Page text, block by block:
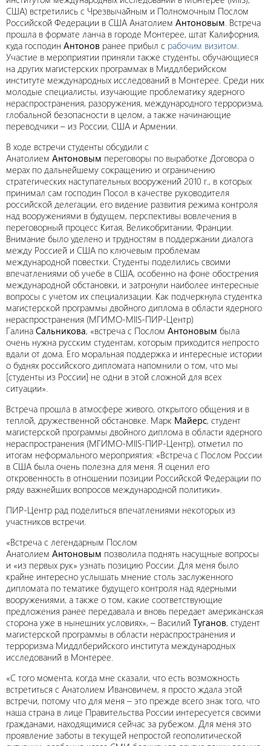
США) встретились с Чрезвычайным и Полномочным Послом
Российской Федерации в США Анатолием Антоновым. Встреча
прошла в формате ланча в городе Монтерее, штат Калифорния,
куда господин Антонов ранее прибыл с рабочим визитом.
Участие в мероприятии приняли также студенты, обучающиеся
на других магистерских программах в Миддлберийском
институте международных исследований в Монтерее. Среди них
молодые специалисты, изучающие проблематику ядерного
нераспространения, разоружения, международного терроризма,
глобальной безопасности в целом, а также начинающие
переводчики – из России, США и Армении.
В ходе встречи студенты обсудили с
Анатолием Антоновым переговоры по выработке Договора о
мерах по дальнейшему сокращению и ограничению
стратегических наступательных вооружений 2010 г., в которых
принимал сам господин Посол в качестве руководителя
российской делегации, его видение развития режима контроля
над вооружениями в будущем, перспективы вовлечения в
переговорный процесс Китая, Великобритании, Франции.
Внимание было уделено и трудностям в поддержании диалога
между Россией и США по ключевым проблемам
международной повестки. Студенты поделились своими
впечатлениями об учебе в США, особенно на фоне обострения
международной обстановки, и затронули наиболее интересные
вопросы с учетом их специализации. Как подчеркнула студентка
магистерской программы двойного диплома в области ядерного
нераспространения (МГИМО-MIIS-ПИР-Центр)
Галина Сальникова, «встреча с Послом Антоновым была
очень нужна русским студентам, которым приходится непросто
вдали от дома. Его моральная поддержка и интересные истории
о буднях российского дипломата напомнили о том, что мы
[студенты из России] не одни в этой сложной для всех
ситуации».
Встреча прошла в атмосфере живого, открытого общения и в
теплой, дружественной обстановке. Марк Майерс, студент
магистерской программы двойного диплома в области ядерного
нераспространения (МГИМО-MIIS-ПИР-Центр), отметил по
итогам неформального мероприятия: «Встреча с Послом России
в США была очень полезна для меня. Я оценил его
откровенность в отношении позиции Российской Федерации по
ряду важнейших вопросов международной политики».
ПИР-Центр рад поделиться впечатлениями некоторых из
участников встречи.
«Встреча с легендарным Послом
Анатолием Антоновым позволила поднять насущные вопросы
и «из первых рук» узнать позицию России. Для меня было
крайне интересно услышать мнение столь заслуженного
дипломата по тематике будущего контроля над ядерными
вооружениями, а также о том, какие соответствующие
предложения ранее передавала и вновь передает американская
сторона уже в нынешних условиях», – Василий Туганов, студент
магистерской программы в области нераспространения и
терроризма Миддлберийского института международных
исследований в Монтерее.
«С того момента, когда мне сказали, что есть возможность
встретиться с Анатолием Ивановичем, я просто ждала этой
встречи, потому что для меня – это прежде всего знак того, что
наша страна в лице Правительства России интересуется своими
гражданами, находящимися сейчас за рубежом. Для меня это
проявление заботы в текущей непростой геополитической